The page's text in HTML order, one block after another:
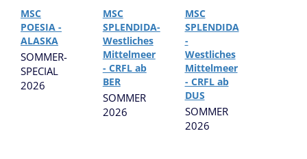
MSC
POESIA -
ALASKA
SOMMER-
SPECIAL
2026
MSC
SPLENDIDA-
Westliches
Mittelmeer
- CRFL ab
BER
SOMMER
2026
MSC
SPLENDIDA
-
Westliches
Mittelmeer
- CRFL ab
DUS
SOMMER
2026